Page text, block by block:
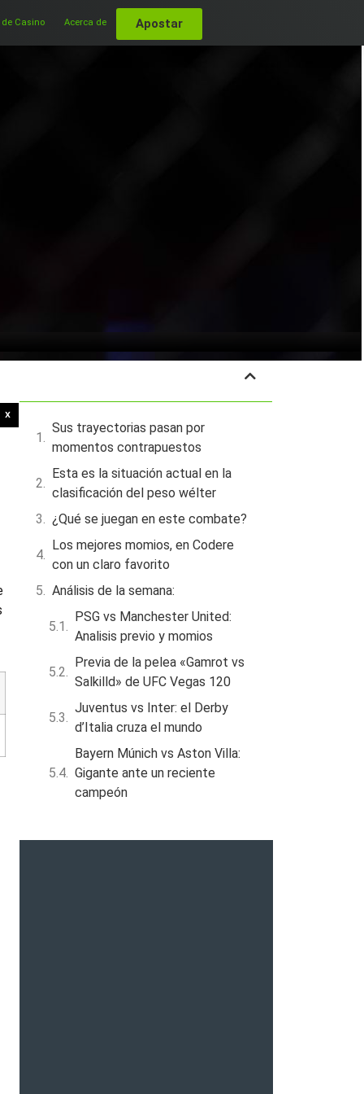
Casino Acerca de Apostar
X
Sus trayectorias pasan por
momentos contrapuestos
Esta es la situación actual en la
clasificación del peso wélter
¿Qué se juegan en este combate?
Los mejores momios, en Codere
con un claro favorito
Análisis de la semana:
PSG vs Manchester United:
Analisis previo y momios
Previa de la pelea «Gamrot vs
Salkilld» de UFC Vegas 120
Juventus vs Inter: el Derby
d’Italia cruza el mundo
Bayern Múnich vs Aston Villa:
Gigante ante un reciente
campeón